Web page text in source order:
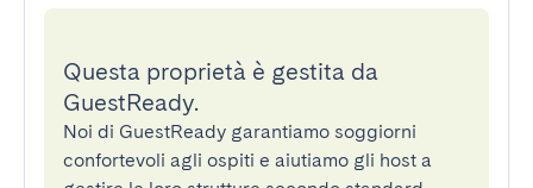
Questa proprietà è gestita da
GuestReady.
Noi di GuestReady garantiamo soggiorni
confortevoli agli ospiti e aiutiamo gli host a